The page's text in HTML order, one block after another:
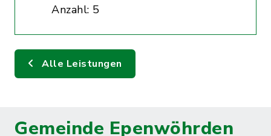
Anzahl: 5
Alle Leistungen
Gemeinde Epenwöhrden